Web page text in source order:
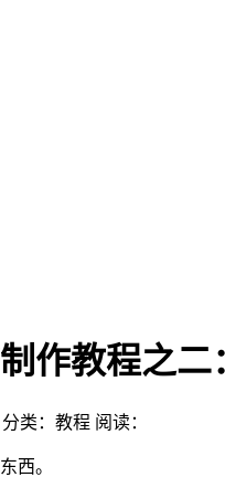
作教程之二
分类：教程 阅读：
西。